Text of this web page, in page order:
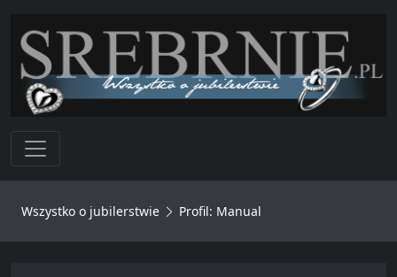
Toggle navigation
Wszystko o jubilerstwie Profil: Manual